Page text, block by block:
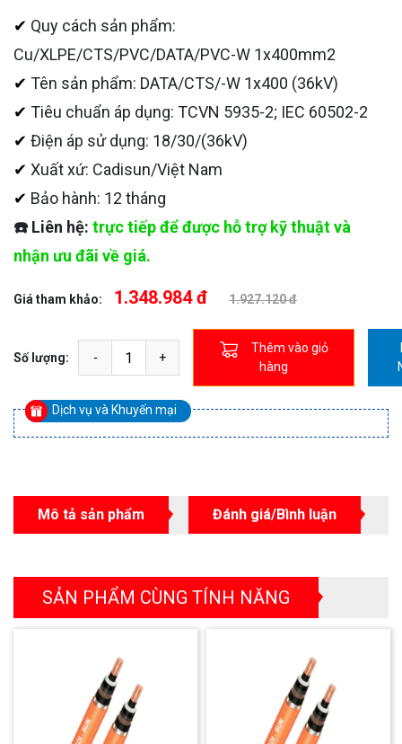
✔ Quy cách sản phẩm:
Cu/XLPE/CTS/PVC/DATA/PVC-W 1x400mm2
✔ Tên sản phẩm: DATA/CTS/-W 1x400 (36kV)
✔ Tiêu chuẩn áp dụng: TCVN 5935-2; IEC 60502-2
✔ Điện áp sử dụng: 18/30/(36kV)
✔ Xuất xứ: Cadisun/Việt Nam
✔ Bảo hành: 12 tháng
☎️ Liên hệ: trực tiếp để được hỗ trợ kỹ thuật và
nhận ưu đãi về giá.
Giá tham khảo: 1.348.984 đ 1.927.120 đ
Số lượng:
Thêm vào giỏ
hàng
Dịch vụ và Khuyến mại
Mô tả sản phẩm Đánh giá/Bình luận
SẢN PHẨM CÙNG TÍNH NĂNG